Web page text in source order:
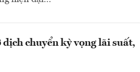
chuyển kỳ vọng lãi suất,